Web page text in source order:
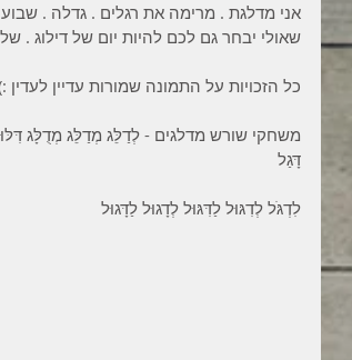
אני מדלגת . מרימה את רגלים . גדלה . שבוע
שאולי יבחר גם לכם להיות יום של דילוג .
כל הזכויות על התמונה שמורות עדיין לעדין
משחקי שורש מדלגים - לְדַלֵּג מְדַלֵּג מְדֻלָּג
דָּגַל
לִדְגֹּל לְדִגּוּל לַדִּגּוּל לְדָגוּל לַדָּגוּל
35 פוסטים